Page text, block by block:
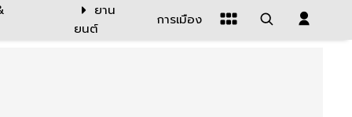
ยาน
ยนต์
การเมือง